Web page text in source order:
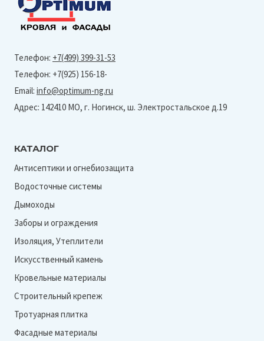
Телефон: +7(499) 399-31-53
Телефон: +7(925) 156-18-
Email: info@optimum-ng.ru
Адрес: 142410 МО, г. Ногинск, ш. Электростальское д.19
КАТАЛОГ
Антисептики и огнебиозащита
Водосточные системы
Дымоходы
Заборы и ограждения
Изоляция, Утеплители
Искусственный камень
Кровельные материалы
Строительный крепеж
Тротуарная плитка
Фасадные материалы